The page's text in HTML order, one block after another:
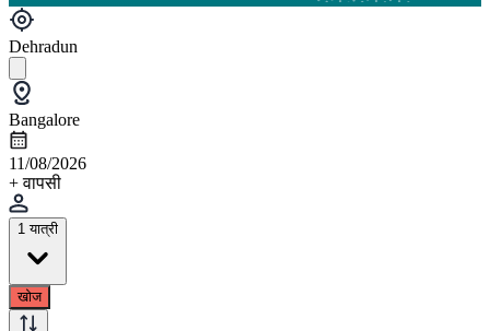
Dehradun
Bangalore
11/08/2026
+ वापसी
1 यात्री
खोज